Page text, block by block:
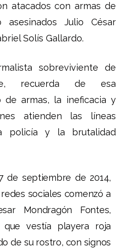
atacados con armas de
asesinados Julio César
Solís Gallardo.
sobreviviente de
recuerda de esa
de armas, la ineficacia y
atienden las líneas
policía y la brutalidad
de septiembre de 2014,
sociales comenzó a
Mondragón Fontes,
que vestía playera roja
de su rostro, con signos